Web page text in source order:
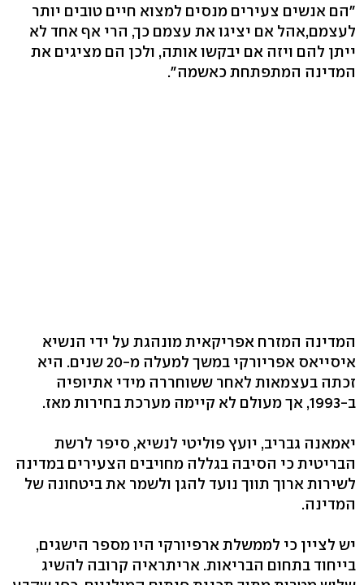
"הם אנשים צעירים מנסים למצוא חיים טובים יותר
לעצמם,אהל אם יציגו את עצמם כך, הרי אף אחד לא
ייתן להם ויזה אם יבקשו אותה, ולכן הם מציגים את
המדינה המתפתחת כאשמה".
המדינה המזרח אפריקאית מונהגת על ידי הנשיא
איסייאס אפריורקי במשך למעלה מ-20 שנים. היא
זכתה בעצמאות לאחר ששוחררה מידי אתיופיה
ב-1993, אך מעולם לא קיימה מערכת בחירות מאז.
יאמאנה גבריב, יועץ פוליטי לנשיא, סיפר לרשת
הבריטית כי הסיבה בגללה מחויבים הצעירים במדינה
לשירות ארוך תווך נועד להגן ולשמר את ביטחונה של
המדינה.
יש לציין כי לממשלת ארפיורקי היו מספר הישגים,
בייחוד בתחום הבריאות. אריתראיה קרובה להשיג